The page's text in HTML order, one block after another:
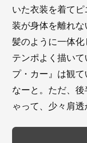
いた衣装を着て
装が身体を離れ
髪のように一体
テンポよく描い
プ・カー』は観
なーと。ただ、
ゃって、少々肩透